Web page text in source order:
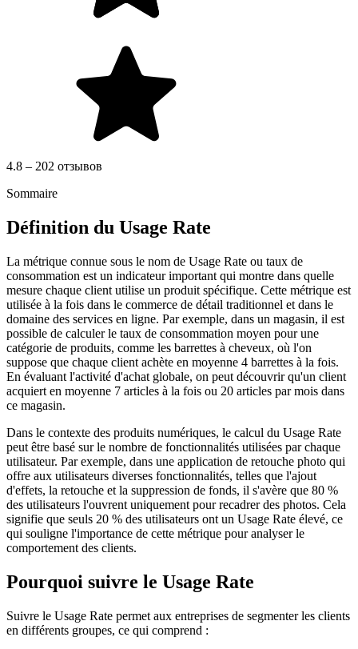
4.8 – 202 отзывов
Sommaire
Définition du Usage Rate
La métrique connue sous le nom de Usage Rate ou taux de
consommation est un indicateur important qui montre dans quelle
mesure chaque client utilise un produit spécifique. Cette métrique est
utilisée à la fois dans le commerce de détail traditionnel et dans le
domaine des services en ligne. Par exemple, dans un magasin, il est
possible de calculer le taux de consommation moyen pour une
catégorie de produits, comme les barrettes à cheveux, où l'on
suppose que chaque client achète en moyenne 4 barrettes à la fois.
En évaluant l'activité d'achat globale, on peut découvrir qu'un client
acquiert en moyenne 7 articles à la fois ou 20 articles par mois dans
ce magasin.
Dans le contexte des produits numériques, le calcul du Usage Rate
peut être basé sur le nombre de fonctionnalités utilisées par chaque
utilisateur. Par exemple, dans une application de retouche photo qui
offre aux utilisateurs diverses fonctionnalités, telles que l'ajout
d'effets, la retouche et la suppression de fonds, il s'avère que 80 %
des utilisateurs l'ouvrent uniquement pour recadrer des photos. Cela
signifie que seuls 20 % des utilisateurs ont un Usage Rate élevé, ce
qui souligne l'importance de cette métrique pour analyser le
comportement des clients.
Pourquoi suivre le Usage Rate
Suivre le Usage Rate permet aux entreprises de segmenter les clients
en différents groupes, ce qui comprend :